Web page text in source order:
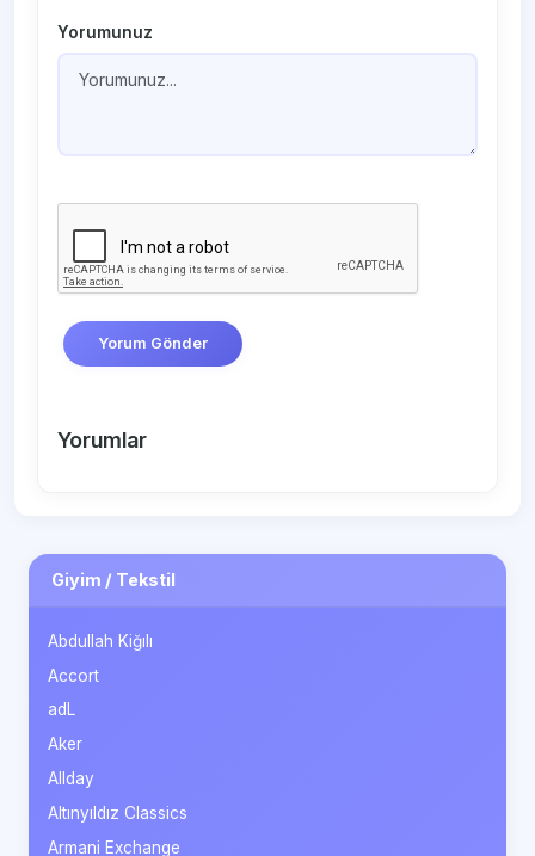
Yorumunuz
Yorum Gönder
Yorumlar
Giyim / Tekstil
Abdullah Kiğılı
Accort
adL
Aker
Allday
Altınyıldız Classics
Armani Exchange